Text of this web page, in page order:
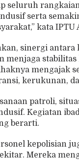
seluruh
serta
kata IPTU
sinergi
menjaga
mengajak
kerukunan,
patroli,
Kegiatan
berarti.
kepolisian
Mereka